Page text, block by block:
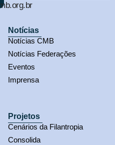
Notícias
Notícias CMB
Notícias Federações
Eventos
Imprensa
Projetos
Cenários da Filantropia
Consolida